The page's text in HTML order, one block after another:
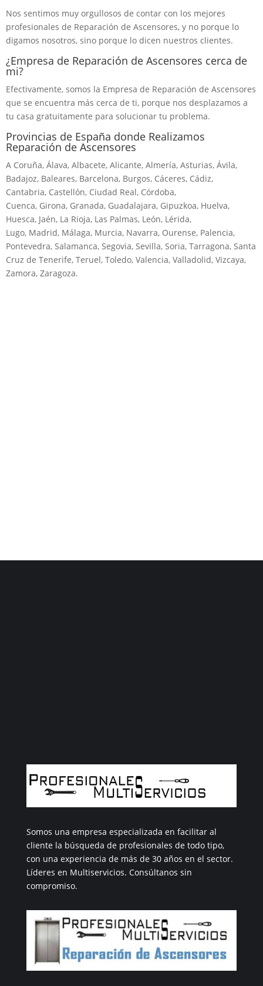
Nos sentimos muy orgullosos de contar con los mejores
profesionales de Reparación de Ascensores, y no porque lo
digamos nosotros, sino porque lo dicen nuestros clientes.
¿Empresa de Reparación de Ascensores cerca de
mi?
Efectivamente, somos la Empresa de Reparación de Ascensores
que se encuentra más cerca de ti, porque nos desplazamos a
tu casa gratuitamente para solucionar tu problema.
Provincias de España donde Realizamos
Reparación de Ascensores
A Coruña, Álava, Albacete, Alicante, Almería, Asturias, Ávila,
Badajoz, Baleares, Barcelona, Burgos, Cáceres, Cádiz,
Cantabria, Castellón, Ciudad Real, Córdoba,
Cuenca, Girona, Granada, Guadalajara, Gipuzkoa, Huelva,
Huesca, Jaén, La Rioja, Las Palmas, León, Lérida,
Lugo, Madrid, Málaga, Murcia, Navarra, Ourense, Palencia,
Pontevedra, Salamanca, Segovia, Sevilla, Soria, Tarragona, Santa
Cruz de Tenerife, Teruel, Toledo, Valencia, Valladolid, Vizcaya,
Zamora, Zaragoza.
Somos una empresa especializada en facilitar al
cliente la búsqueda de profesionales de todo tipo,
con una experiencia de más de 30 años en el sector.
Líderes en Multiservicios. Consúltanos sin
compromiso.